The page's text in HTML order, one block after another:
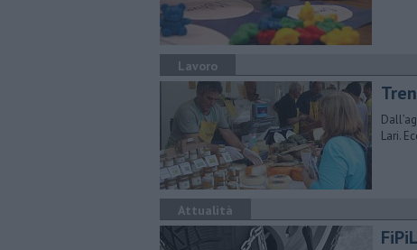
Lavoro
Lari.
Attualità